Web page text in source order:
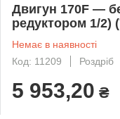
Двигун 170F —
редуктором 1/2)
Немає в наявності
Код: 11209
Роздріб
5 953,20 ₴